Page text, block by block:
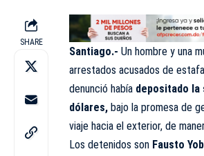
SHARE
Santiago.- Un hombre y una
arrestados acusados de
denunció había depositado la
dólares, bajo la promesa de
viaje hacia el exterior, de
Los detenidos son Fausto